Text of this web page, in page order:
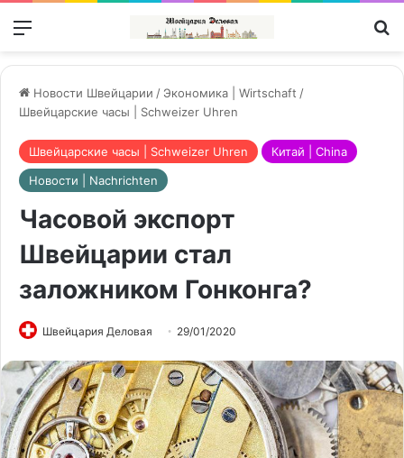
Меню
Новости Швейцарии / Экономика | Wirtschaft /
Швейцарские часы | Schweizer Uhren
Швейцарские часы | Schweizer Uhren
Китай | China
Новости | Nachrichten
Часовой экспорт
Швейцарии стал
заложником Гонконга?
Швейцария Деловая 29/01/2020